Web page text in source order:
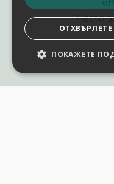
Често
ПОКАЖЕТЕ